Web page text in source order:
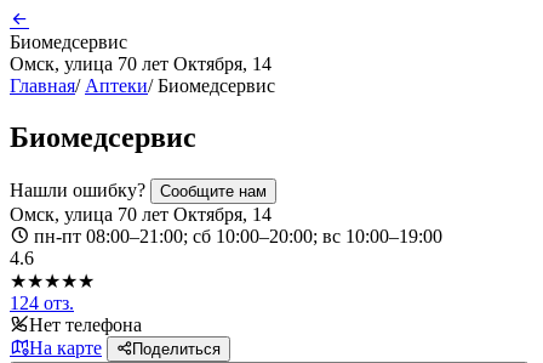
Биомедсервис
Омск, улица 70 лет Октября, 14
Главная/ Аптеки/ Биомедсервис
Биомедсервис
Нашли ошибку? Сообщите нам
Омск, улица 70 лет Октября, 14
пн-пт 08:00–21:00; сб 10:00–20:00; вс 10:00–19:00
4.6
★★★★★
124 отз.
Нет телефона
На карте
Поделиться